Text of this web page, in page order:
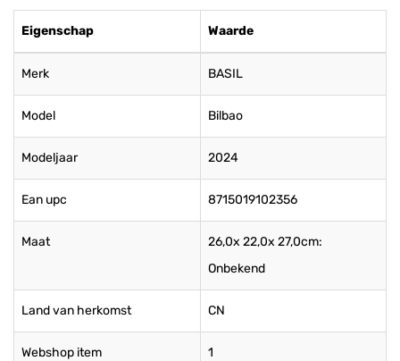
Eigenschap Waarde
Merk BASIL
Model Bilbao
Modeljaar 2024
Ean upc 8715019102356
Maat
26,0x 22,0x 27,0cm:
Onbekend
Land van herkomst CN
Webshop item 1